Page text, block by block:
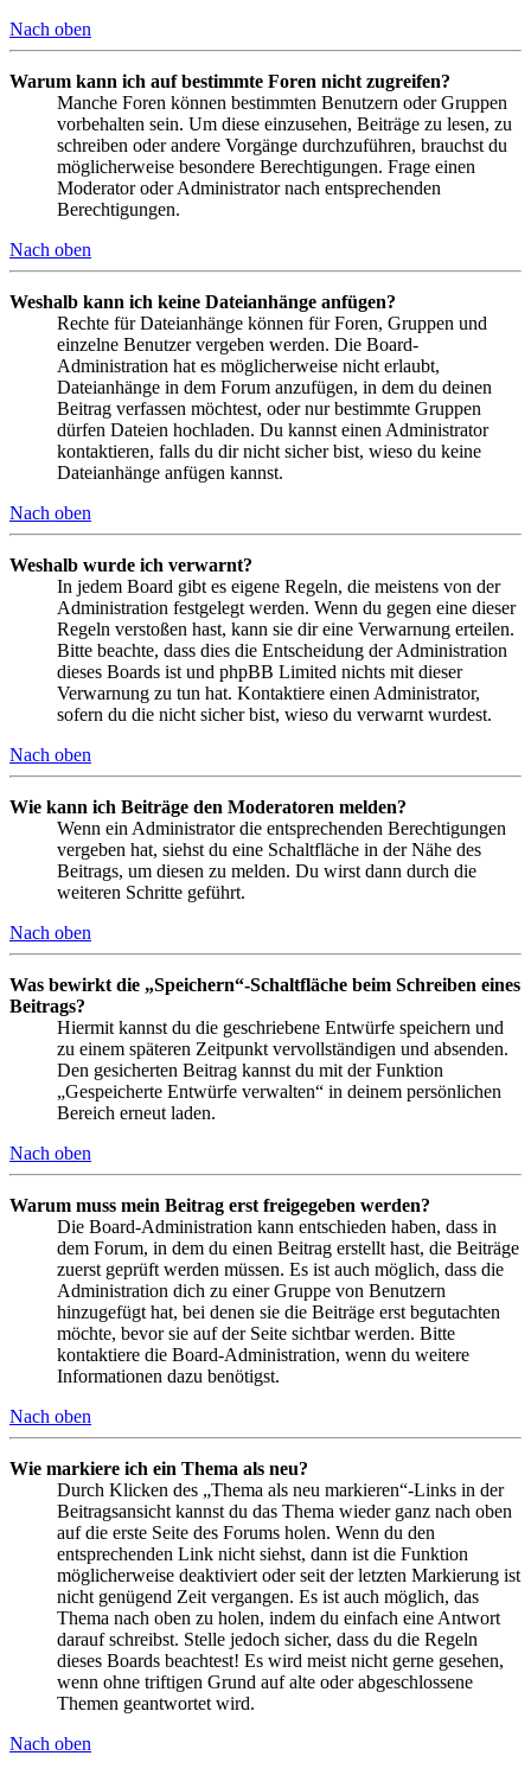
Nach oben
Warum kann ich auf bestimmte Foren nicht zugreifen?
Manche Foren können bestimmten Benutzern oder Gruppen
vorbehalten sein. Um diese einzusehen, Beiträge zu lesen, zu
schreiben oder andere Vorgänge durchzuführen, brauchst du
möglicherweise besondere Berechtigungen. Frage einen
Moderator oder Administrator nach entsprechenden
Berechtigungen.
Nach oben
Weshalb kann ich keine Dateianhänge anfügen?
Rechte für Dateianhänge können für Foren, Gruppen und
einzelne Benutzer vergeben werden. Die Board-
Administration hat es möglicherweise nicht erlaubt,
Dateianhänge in dem Forum anzufügen, in dem du deinen
Beitrag verfassen möchtest, oder nur bestimmte Gruppen
dürfen Dateien hochladen. Du kannst einen Administrator
kontaktieren, falls du dir nicht sicher bist, wieso du keine
Dateianhänge anfügen kannst.
Nach oben
Weshalb wurde ich verwarnt?
In jedem Board gibt es eigene Regeln, die meistens von der
Administration festgelegt werden. Wenn du gegen eine dieser
Regeln verstoßen hast, kann sie dir eine Verwarnung erteilen.
Bitte beachte, dass dies die Entscheidung der Administration
dieses Boards ist und phpBB Limited nichts mit dieser
Verwarnung zu tun hat. Kontaktiere einen Administrator,
sofern du die nicht sicher bist, wieso du verwarnt wurdest.
Nach oben
Wie kann ich Beiträge den Moderatoren melden?
Wenn ein Administrator die entsprechenden Berechtigungen
vergeben hat, siehst du eine Schaltfläche in der Nähe des
Beitrags, um diesen zu melden. Du wirst dann durch die
weiteren Schritte geführt.
Nach oben
Was bewirkt die „Speichern“-Schaltfläche beim Schreiben eines
Beitrags?
Hiermit kannst du die geschriebene Entwürfe speichern und
zu einem späteren Zeitpunkt vervollständigen und absenden.
Den gesicherten Beitrag kannst du mit der Funktion
„Gespeicherte Entwürfe verwalten“ in deinem persönlichen
Bereich erneut laden.
Nach oben
Warum muss mein Beitrag erst freigegeben werden?
Die Board-Administration kann entschieden haben, dass in
dem Forum, in dem du einen Beitrag erstellt hast, die Beiträge
zuerst geprüft werden müssen. Es ist auch möglich, dass die
Administration dich zu einer Gruppe von Benutzern
hinzugefügt hat, bei denen sie die Beiträge erst begutachten
möchte, bevor sie auf der Seite sichtbar werden. Bitte
kontaktiere die Board-Administration, wenn du weitere
Informationen dazu benötigst.
Nach oben
Wie markiere ich ein Thema als neu?
Durch Klicken des „Thema als neu markieren“-Links in der
Beitragsansicht kannst du das Thema wieder ganz nach oben
auf die erste Seite des Forums holen. Wenn du den
entsprechenden Link nicht siehst, dann ist die Funktion
möglicherweise deaktiviert oder seit der letzten Markierung ist
nicht genügend Zeit vergangen. Es ist auch möglich, das
Thema nach oben zu holen, indem du einfach eine Antwort
darauf schreibst. Stelle jedoch sicher, dass du die Regeln
dieses Boards beachtest! Es wird meist nicht gerne gesehen,
wenn ohne triftigen Grund auf alte oder abgeschlossene
Themen geantwortet wird.
Nach oben